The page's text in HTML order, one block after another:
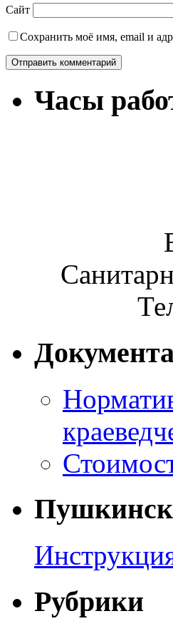
Сайт
Сохранить моё имя, email и
Часы
Рубрики